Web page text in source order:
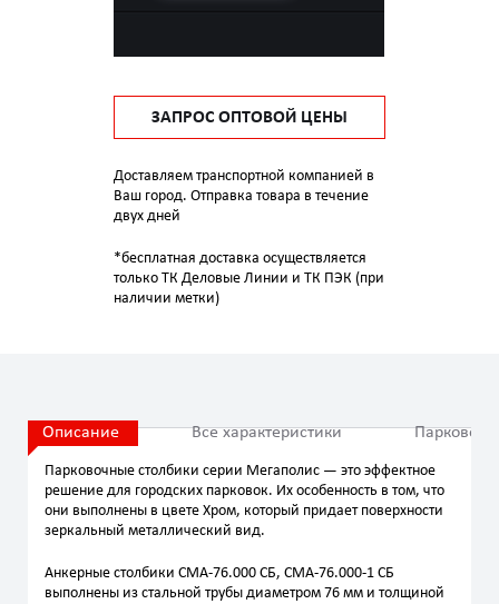
ЗАПРОС ОПТОВОЙ ЦЕНЫ
Доставляем транспортной компанией в
Ваш город. Отправка товара в течение
двух дней
*бесплатная доставка осуществляется
только ТК Деловые Линии и ТК ПЭК (при
наличии метки)
Описание Все характеристики
Парковочные столбики серии Мегаполис — это эффектное
решение для городских парковок. Их особенность в том, что
они выполнены в цвете Хром, который придает поверхности
зеркальный металлический вид.
Анкерные столбики СМА-76.000 СБ, СМА-76.000-1 СБ
выполнены из стальной трубы диаметром 76 мм и толщиной